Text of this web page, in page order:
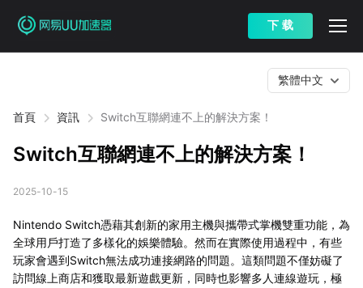
下 载
首頁 資訊 Switch互聯網連不上的解決方案！
繁體中文
Switch互聯網連不上的解決方案！
2025-10-15
Nintendo Switch憑藉其創新的家用主機與攜帶式掌機雙重功能，為
全球用戶打造了多樣化的娛樂體驗。然而在實際使用過程中，有些
玩家會遇到Switch無法成功連接網路的問題。這類問題不僅妨礙了
訪問線上商店和獲取最新遊戲更新，同時也影響多人連線遊玩，極